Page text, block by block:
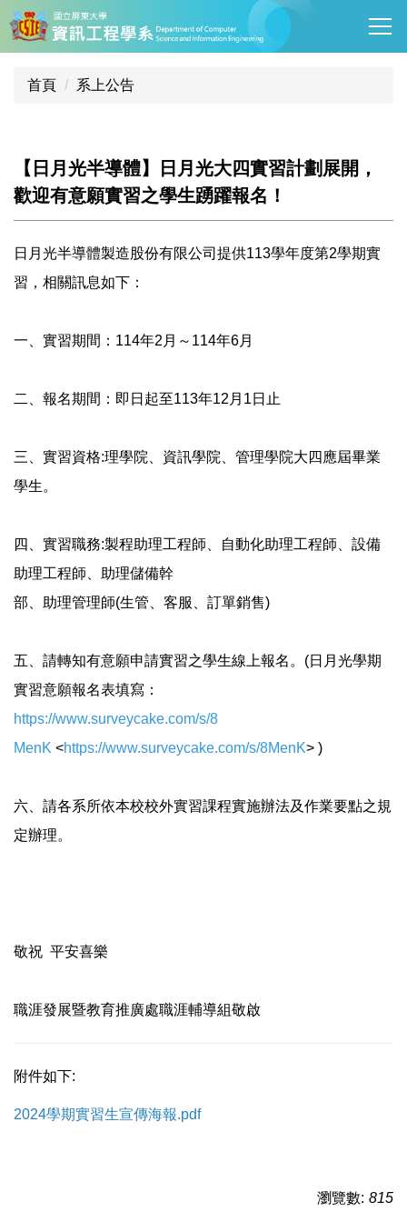
跳
到
主
首頁 系上公告
【日月光半導體】日月光大四實習計劃展開，
歡迎有意願實習之學生踴躍報名！
日月光半導體製造股份有限公司提供113學年度第2學期實
習，相關訊息如下：
一、實習期間：114年2月～114年6月
二、報名期間：即日起至113年12月1日止
三、實習資格:理學院、資訊學院、管理學院大四應屆畢業
學生。
四、實習職務:製程助理工程師、自動化助理工程師、設備
助理工程師、助理儲備幹
部、助理管理師(生管、客服、訂單銷售)
五、請轉知有意願申請實習之學生線上報名。(日月光學期
實習意願報名表填寫：
https://www.surveycake.com/s/8
MenK <https://www.surveycake.com/s/8MenK> )
六、請各系所依本校校外實習課程實施辦法及作業要點之規
定辦理。
敬祝 平安喜樂
職涯發展暨教育推廣處職涯輔導組敬啟
附件如下:
2024學期實習生宣傳海報.pdf
瀏覽數: 815